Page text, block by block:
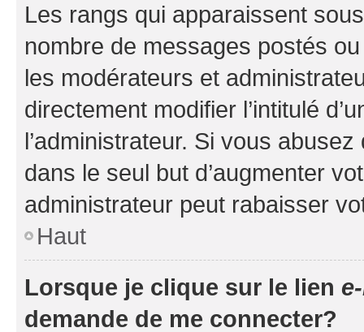
Les rangs qui apparaissent
nombre de messages postés
les modérateurs et
directement modifier l’intitulé
l’administrateur. Si vous
dans le seul but d’augmenter
administrateur peut rabaisser
Haut
Lorsque je clique sur le lien
demande de me connecter?